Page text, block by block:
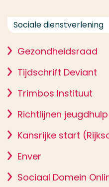
Sociale dienstverlening
Gezondheidsraad
Tijdschrift Deviant
Trimbos Instituut
Richtlijnen
Kansrijke start
Enver
Sociaal Domein